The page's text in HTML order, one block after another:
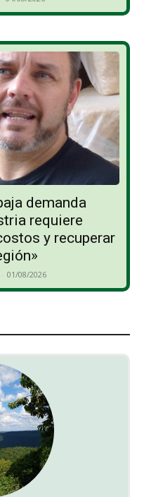
demanda
requiere
y recuperar
- 01/08/2026